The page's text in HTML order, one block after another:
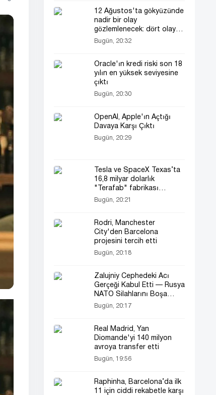
12 Ağustos'ta gökyüzünde
nadir bir olay
gözlemlenecek: dört olay
aynı anda
Bugün, 20:32
Oracle'ın kredi riski son 18
yılın en yüksek seviyesine
çıktı
Bugün, 20:30
OpenAI, Apple'ın Açtığı
Davaya Karşı Çıktı
Bugün, 20:29
Tesla ve SpaceX Texas’ta
16,8 milyar dolarlık
"Terafab" fabrikası
kuracak
Bugün, 20:21
Rodri, Manchester
City'den Barcelona
projesini tercih etti
Bugün, 20:18
Zalujniy Cephedeki Acı
Gerçeği Kabul Etti — Rusya
NATO Silahlarını Boşa
Çıkardı
Bugün, 20:17
Real Madrid, Yan
Diomande'yi 140 milyon
avroya transfer etti
Bugün, 19:56
Raphinha, Barcelona’da ilk
11 için ciddi rekabetle karşı